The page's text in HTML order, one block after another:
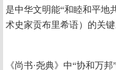
是中华文明能“和睦和平地
术史家贡布里希语）的关键
《尚书·尧典》中“协和万